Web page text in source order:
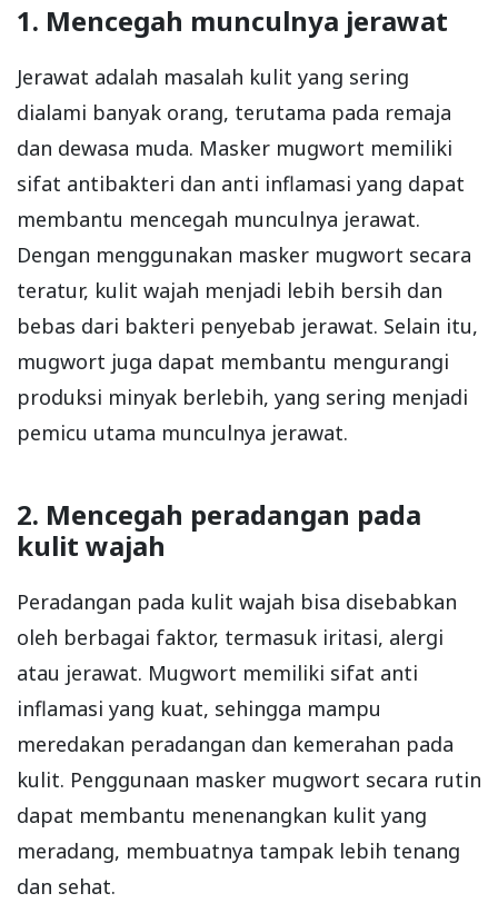
1. Mencegah munculnya jerawat
Jerawat adalah masalah kulit yang sering
dialami banyak orang, terutama pada remaja
dan dewasa muda. Masker mugwort memiliki
sifat antibakteri dan anti inflamasi yang dapat
membantu mencegah munculnya jerawat.
Dengan menggunakan masker mugwort secara
teratur, kulit wajah menjadi lebih bersih dan
bebas dari bakteri penyebab jerawat. Selain itu,
mugwort juga dapat membantu mengurangi
produksi minyak berlebih, yang sering menjadi
pemicu utama munculnya jerawat.
2. Mencegah peradangan pada
kulit wajah
Peradangan pada kulit wajah bisa disebabkan
oleh berbagai faktor, termasuk iritasi, alergi
atau jerawat. Mugwort memiliki sifat anti
inflamasi yang kuat, sehingga mampu
meredakan peradangan dan kemerahan pada
kulit. Penggunaan masker mugwort secara rutin
dapat membantu menenangkan kulit yang
meradang, membuatnya tampak lebih tenang
dan sehat.